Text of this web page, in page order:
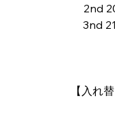
2nd
3nd
【入れ